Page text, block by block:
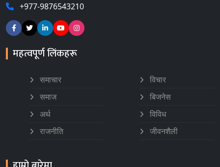
+977-9876543210
महत्वपूर्ण लिंकहरू
समाचार
समाज
अर्थ
राजनीति
विचार
बिजनेस
विविध
जीवनशैली